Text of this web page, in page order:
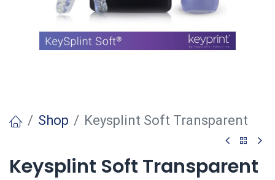
Shop Keysplint Soft Transparent
Keysplint Soft Transparent